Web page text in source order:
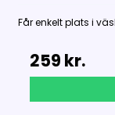
Får enkelt plats i
259 kr.